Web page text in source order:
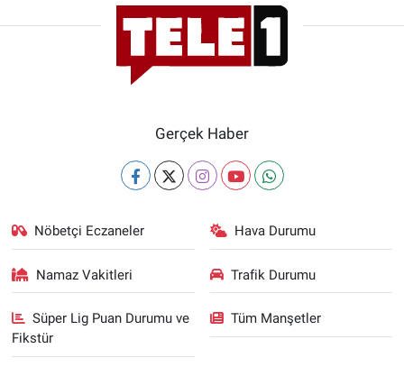
Gerçek Haber
Nöbetçi Eczaneler Hava Durumu
Namaz Vakitleri Trafik Durumu
Süper Lig Puan Durumu ve
Fikstür
Tüm Manşetler